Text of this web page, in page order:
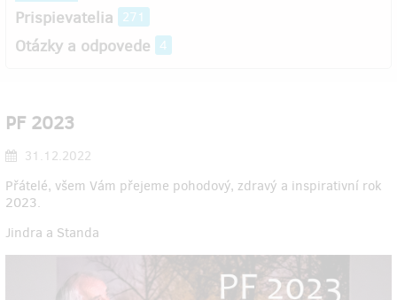
Prispievatelia 271
Otázky a odpovede 4
PF 2023
31.12.2022
Přátelé, všem Vám přejeme pohodový, zdravý a inspirativní rok
2023.
Jindra a Standa